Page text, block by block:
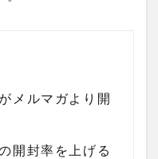
メルマガより開
開封率を上げる